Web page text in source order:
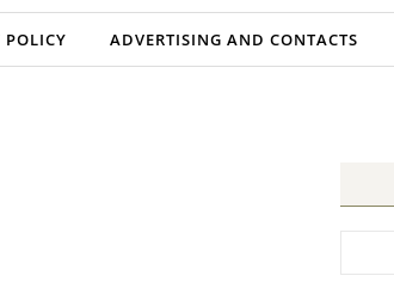
POLICY ADVERTISING AND CONTACTS